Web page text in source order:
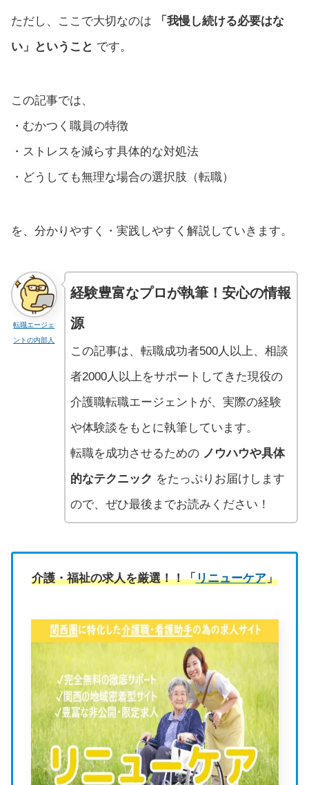
ただし、ここで大切なのは
「我慢し続ける必要はな
い」ということ です。
この記事では、
・むかつく職員の特徴
・ストレスを減らす具体的な対処法
・どうしても無理な場合の選択肢（転職）
を、分かりやすく・実践しやすく解説していきます。
転職エージェ
ントの内部人
経験豊富なプロが執筆！安心の情報
源
この記事は、転職成功者500人以上、相談
者2000人以上をサポートしてきた現役の
介護職転職エージェントが、実際の経験
や体験談をもとに執筆しています。
転職を成功させるための ノウハウや具体
的なテクニック をたっぷりお届けします
ので、ぜひ最後までお読みください！
介護・福祉の求人を厳選！！「リニューケア」